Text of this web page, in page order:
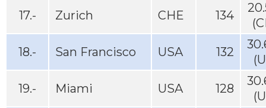
17.- Zurich CHE 134
18.- San Francisco USA 132
19.- Miami USA 128